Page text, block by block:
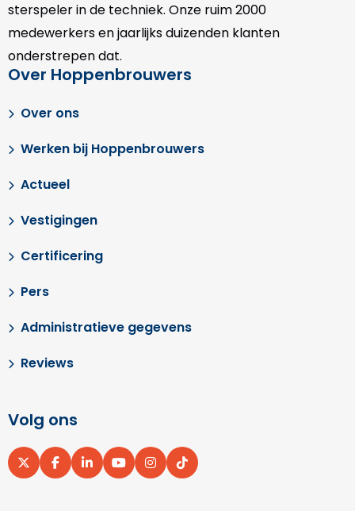
sterspeler in de techniek. Onze ruim 2000
medewerkers en jaarlijks duizenden klanten
onderstrepen dat.
Over Hoppenbrouwers
Over ons
Werken bij Hoppenbrouwers
Actueel
Vestigingen
Certificering
Pers
Administratieve gegevens
Reviews
Volg ons
Ga
Ga
Ga
Ga
Ga
Ga